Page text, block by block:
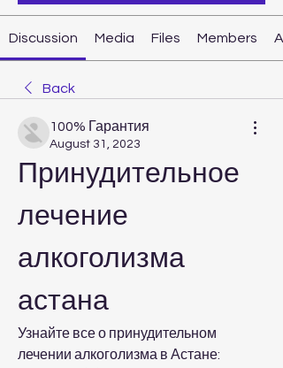
Discussion Media Files Members
Back
100% Гарантия
August 31, 2023
Принудительное
лечение
алкоголизма
астана
Узнайте все о принудительном
лечении алкоголизма в Астане: